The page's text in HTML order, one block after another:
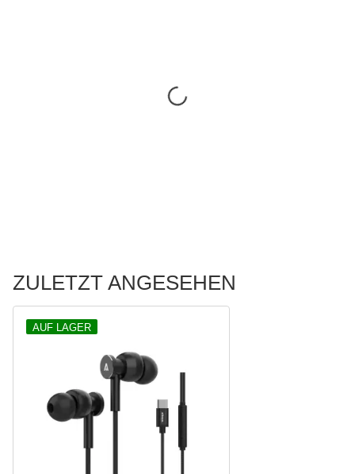
ZULETZT ANGESEHEN
AUF LAGER